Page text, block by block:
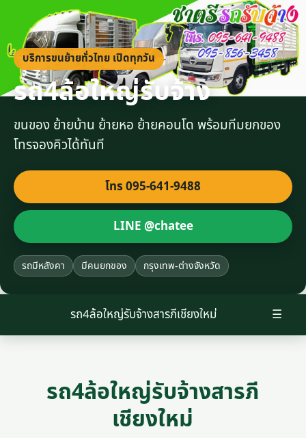
บริการขนย้ายทั่วไทย เปิดทุกวัน
รถ4ล้อใหญ่รับจ้าง
ขนของ ย้ายบ้าน ย้ายหอ ย้ายคอนโด พร้อมทีมยกของ
โทรจองคิวได้ทันที
โทร 095-641-9488
LINE @chatee
รถมีหลังคา มีคนยกของ กรุงเทพ-ต่างจังหวัด
☰
รถ4ล้อใหญ่รับจ้างสารภีเชียงใหม่
รถ4ล้อใหญ่รับจ้างสารภี
เชียงใหม่